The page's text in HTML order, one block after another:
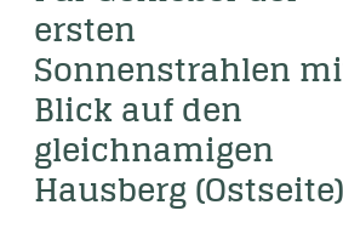
ersten
Sonnenstrahlen
Blick auf den
gleichnamigen
Hausberg